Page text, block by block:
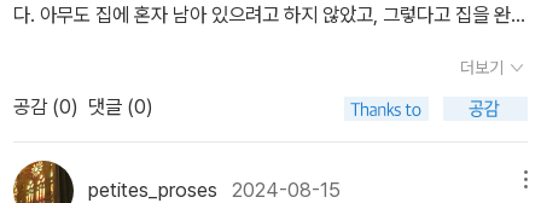
다. 아무도 집에 혼자 남아 있으려고 하지 않았고, 그렇다고 집을 완전
더보기
공감 (0) 댓글 (0)
petites_proses 2024-08-15